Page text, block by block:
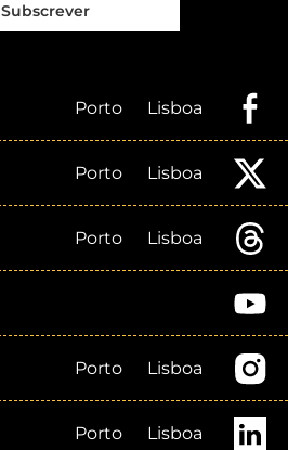
Subscrever
Porto Lisboa
Porto Lisboa
Porto Lisboa
Porto Lisboa
Porto Lisboa